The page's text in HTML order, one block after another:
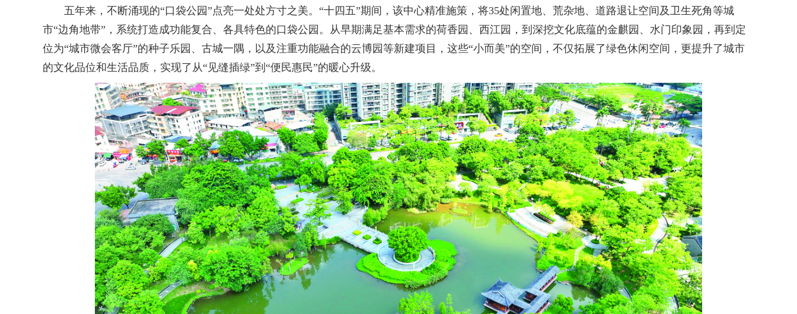
五年来，不断涌现的“口袋公园”点亮一处处方寸之美。“十四五”期间，该中心精准施策，将35处闲置地、荒杂地、道路退让空间及卫生死角等城
市“边角地带”，系统打造成功能复合、各具特色的口袋公园。从早期满足基本需求的荷香园、西江园，到深挖文化底蕴的金麒园、水门印象园，再到定
位为“城市微会客厅”的种子乐园、古城一隅，以及注重功能融合的云博园等新建项目，这些“小而美”的空间，不仅拓展了绿色休闲空间，更提升了城市
的文化品位和生活品质，实现了从“见缝插绿”到“便民惠民”的暖心升级。